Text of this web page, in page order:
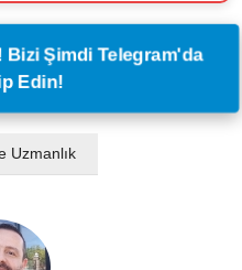
Bizi Şimdi Telegram'da
Edin!
Uzmanlık